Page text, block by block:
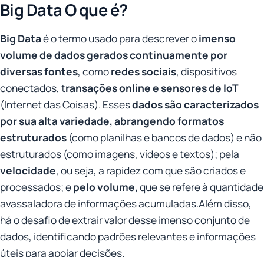
Big Data O que é?
Big Dataé o termo usado para descrever oimenso
volume de dados gerados continuamente por
diversas fontes, comoredes sociais, dispositivos
conectados, transações online e sensores de IoT
(Internet das Coisas). Essesdados são caracterizados
por sua alta variedade, abrangendo formatos
estruturados (como planilhas e bancos de dados) e não
estruturados (como imagens, vídeos e textos); pela
velocidade, ou seja, a rapidez com que são criados e
processados; epelo volume,que se refere à quantidade
avassaladora de informações acumuladas.Além disso,
há o desafio de extrair valor desse imenso conjunto de
dados, identificando padrões relevantes e informações
úteis para apoiar decisões.